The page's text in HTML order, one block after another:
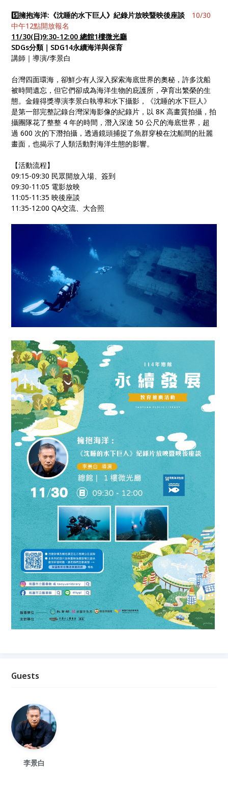
5️⃣擁抱海洋:《沈睡的水下巨人》紀錄片放映暨映後座談 10/30
中午12點開放報名
11/30(日)9:30-12:00 總館1樓微光廳
SDGs分類｜SDG14永續海洋與保育
講師｜導演/李景白
台灣四面環海，卻鮮少有人深入探索海底世界的奧秘，許多沈船
被時間遺忘，但它們卻成為海洋生物的庇護所，孕育出繁榮的生
態。金鐘得獎導演李景白執導和水下攝影，《沈睡的水下巨人》
是第一部完整記錄台灣深海影像的紀錄片，以 8K 高畫質拍攝，拍
攝團隊花了整整 4 年的時間，潛入深達 50 公尺的海底世界，超
過 600 次的下潛拍攝，透過鏡頭捕捉了魚群穿梭在沈船間的壯麗
畫面，也揭示了人類活動對海洋生態的影響。
【活動流程】
09:15-09:30 民眾開放入場、簽到
09:30-11:05 電影放映
11:05-11:35 映後座談
11:35-12:00 QA交流、大合照
Guests
李景白